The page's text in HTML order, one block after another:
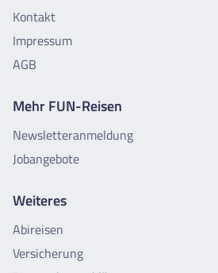
Kontakt
Impressum
AGB
Mehr FUN-Reisen
Newsletteranmeldung
Jobangebote
Weiteres
Abireisen
Versicherung